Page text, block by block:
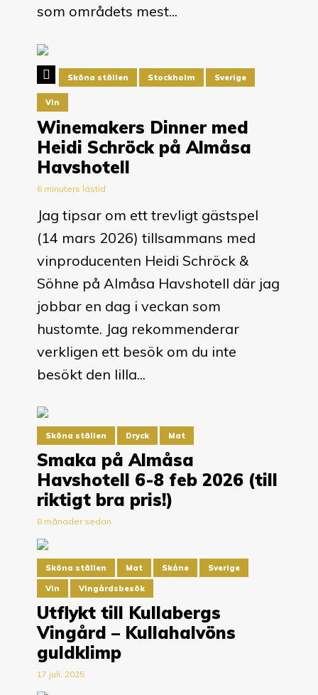
som områdets mest...
Sköna ställen Stockholm Sverige
Vin
Winemakers Dinner med
Heidi Schröck på Almåsa
Havshotell
6 minuters lästid
Jag tipsar om ett trevligt gästspel
(14 mars 2026) tillsammans med
vinproducenten Heidi Schröck &
Söhne på Almåsa Havshotell där jag
jobbar en dag i veckan som
hustomte. Jag rekommenderar
verkligen ett besök om du inte
besökt den lilla...
Sköna ställen Dryck Mat
Smaka på Almåsa
Havshotell 6-8 feb 2026 (till
riktigt bra pris!)
8 månader sedan
Sköna ställen Mat Skåne Sverige
Vin Vingårdsbesök
Utflykt till Kullabergs
Vingård – Kullahalvöns
guldklimp
17 juli, 2025